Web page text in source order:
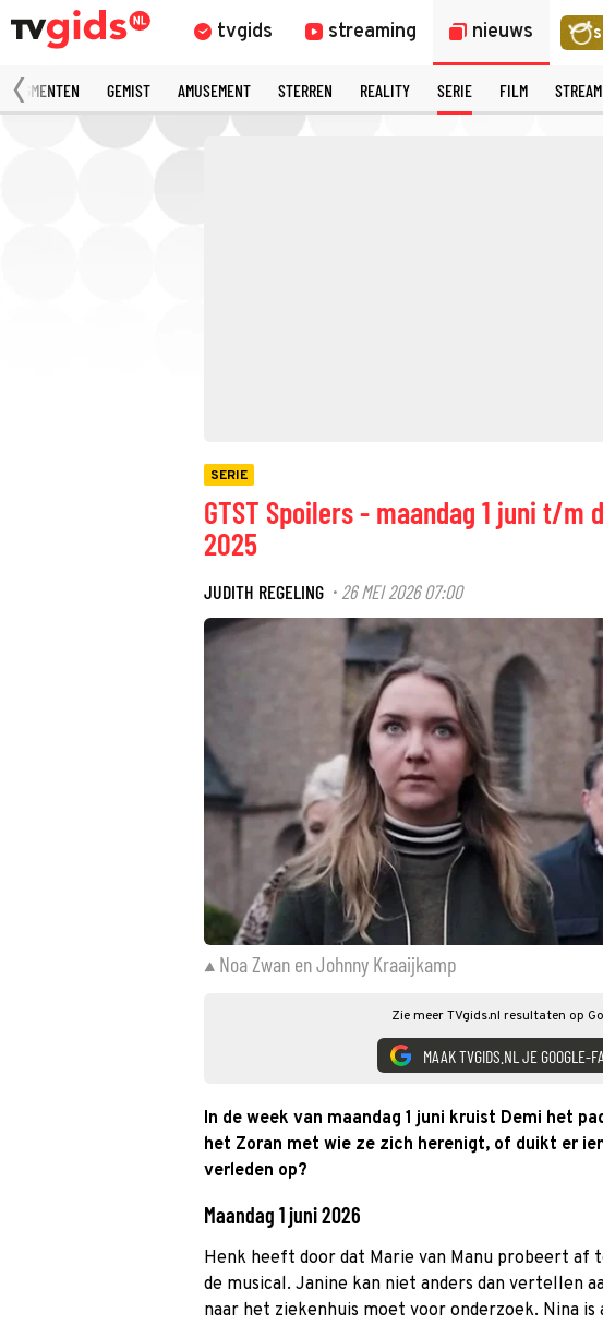
tvgids streaming nieuws
GEMIST AMUSEMENT STERREN REALITY SERIE FILM
SERIE
GTST Spoilers - maandag 1 juni t/m
2025
JUDITH REGELING · 26 MEI 2026 07:00
Noa Zwan en Johnny Kraaijkamp
Zie meer TVgids.nl resultaten op
MAAK TVGIDS.NL JE GOOGLE-
In de week van maandag 1 juni kruist Demi het
het Zoran met wie ze zich herenigt, of duikt er
verleden op?
Maandag 1 juni 2026
Henk heeft door dat Marie van Manu probeert af
de musical. Janine kan niet anders dan vertellen
naar het ziekenhuis moet voor onderzoek. Nina is